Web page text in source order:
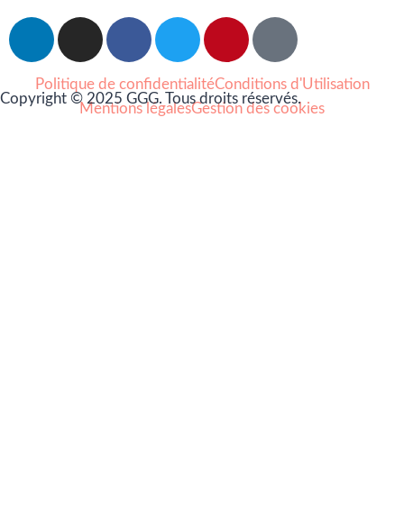
Copyright © 2025 GGG. Tous droits réservés.
Politique de confidentialitéConditions d'Utilisation
Mentions légalesGestion des cookies